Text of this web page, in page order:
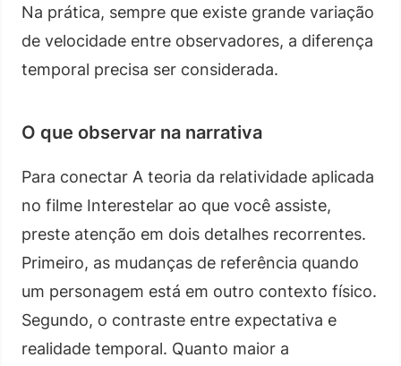
Na prática, sempre que existe grande variação
de velocidade entre observadores, a diferença
temporal precisa ser considerada.
O que observar na narrativa
Para conectar A teoria da relatividade aplicada
no filme Interestelar ao que você assiste,
preste atenção em dois detalhes recorrentes.
Primeiro, as mudanças de referência quando
um personagem está em outro contexto físico.
Segundo, o contraste entre expectativa e
realidade temporal. Quanto maior a